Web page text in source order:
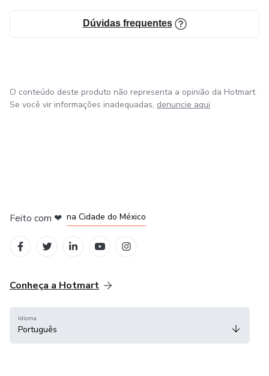
Dúvidas frequentes
O conteúdo deste produto não representa a opinião da Hotmart.
Se você vir informações inadequadas, denuncie aqui
Feito com ❤ na Cidade do México
Conheça a Hotmart
Idioma
Português